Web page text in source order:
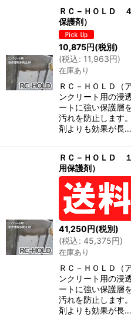
絞り
ＲＣ－ＨＯＬＤ
保護剤）
10,875円(税別)
(税込: 11,963円)
在庫あり
ＲＣ－ＨＯＬＤ（
ンクリート用の浸
ートに強い保護層
汚れを防止します
剤よりも効果が長…
ＲＣ－ＨＯＬＤ
用保護剤）
41,250円(税別)
(税込: 45,375円)
在庫あり
ＲＣ－ＨＯＬＤ（
ンクリート用の浸
ートに強い保護層
汚れを防止します
剤よりも効果が長…